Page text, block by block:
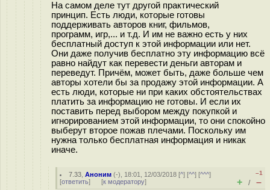
На самом деле тут другой практический
принцип. Есть люди, которые готовы
поддерживать авторов книг, фильмов,
программ, игр,... и т.д. И им не важно есть у них
бесплатный доступ к этой информации или нет.
Они даже получив бесплатно эту информацию всё
равно найдут как перевести деньги авторам и
переведут. Причём, может быть, даже больше чем
авторы хотели бы за продажу этой информации. А
есть люди, которые ни при каких обстоятельствах
платить за информацию не готовы. И если их
поставить перед выбором между покупкой и
игнорированием этой информации, то они спокойно
выберут второе пожав плечами. Поскольку им
нужна только бесплатная информация и никак
иначе.
7.33 ,Аноним (-), 18:01, 12/03/2018 [^] [^^] [^^^]
[ответить] [к модератору]
–1
+ / –